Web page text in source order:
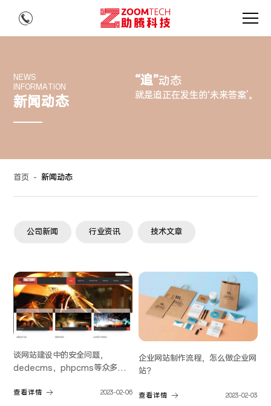
NEWS
INFORMATION
新闻动态
“追”动态
就是追正在发生的‘未来答案’。
首页 - 新闻动态
公司新闻 行业资讯 技术文章
谈网站建设中的安全问题，
dedecms，phpcms等众多
查看详情 2023-02-06
企业网站制作流程，怎么做企业网
站？
查看详情 2023-02-03